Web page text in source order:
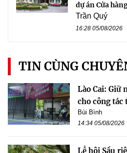
dự án Cửa
Trần Quý
16:28 05/08/2026
TIN CÙNG
Lào Cai: Giữ
cho công tác
Bùi Bình
14:34 05/08/2026
Lễ hội Sầu